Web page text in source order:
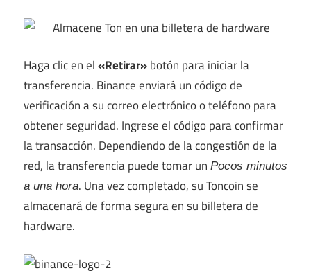
Haga clic en el«Retirar»botón para iniciar la
transferencia. Binance enviará un código de
verificación a su correo electrónico o teléfono para
obtener seguridad. Ingrese el código para confirmar
la transacción. Dependiendo de la congestión de la
red, la transferencia puede tomar un Pocos minutos
a una hora. Una vez completado, su Toncoin se
almacenará de forma segura en su billetera de
hardware.